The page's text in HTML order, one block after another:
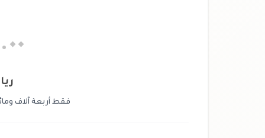
.٠٠
فقط أربعة آلاف